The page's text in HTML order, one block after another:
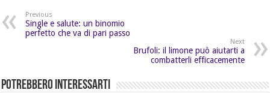
Previous
Single e salute: un binomio
perfetto che va di pari passo
Next
Brufoli: il limone può aiutarti a
combatterli efficacemente
Potrebbero Interessarti